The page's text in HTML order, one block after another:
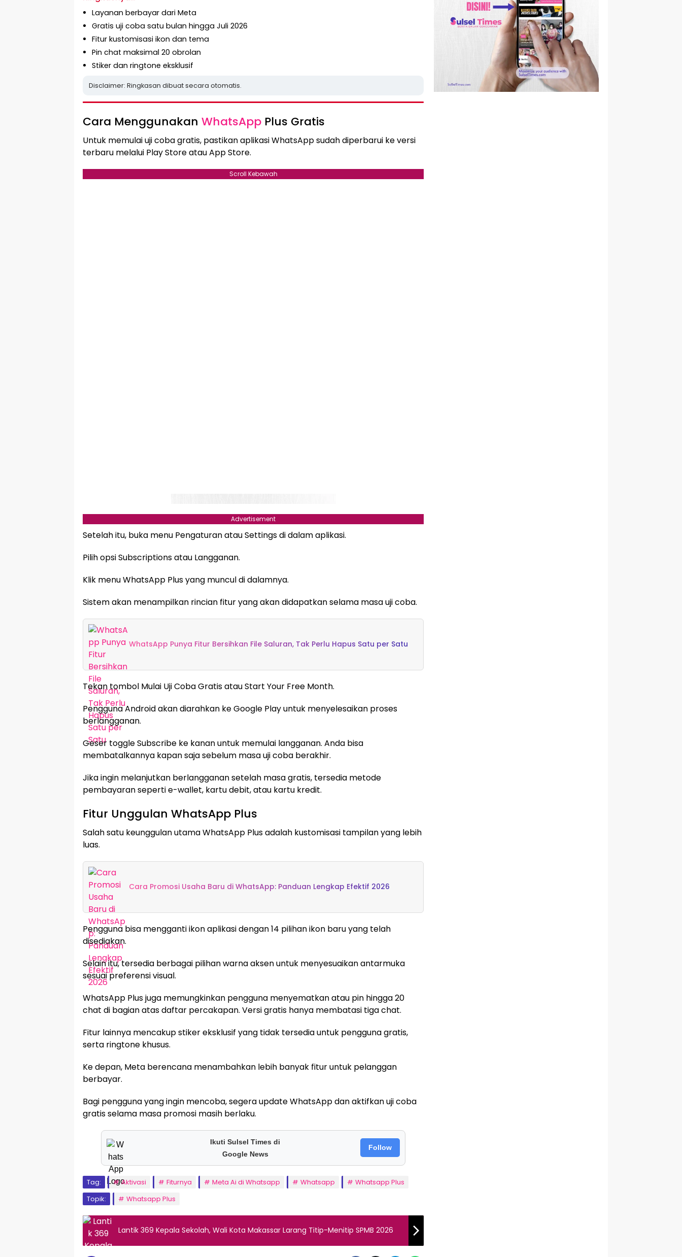
Layanan berbayar dari Meta
Gratis uji coba satu bulan hingga Juli 2026
Fitur kustomisasi ikon dan tema
Pin chat maksimal 20 obrolan
Stiker dan ringtone eksklusif
Disclaimer: Ringkasan dibuat secara otomatis.
Cara Menggunakan WhatsApp Plus Gratis
Untuk memulai uji coba gratis, pastikan aplikasi WhatsApp sudah diperbarui ke versi
terbaru melalui Play Store atau App Store.
Scroll Kebawah
Advertisement
Setelah itu, buka menu Pengaturan atau Settings di dalam aplikasi.
Pilih opsi Subscriptions atau Langganan.
Klik menu WhatsApp Plus yang muncul di dalamnya.
Sistem akan menampilkan rincian fitur yang akan didapatkan selama masa uji coba.
WhatsApp Punya Fitur Bersihkan File Saluran, Tak Perlu Hapus Satu per Satu
Tekan tombol Mulai Uji Coba Gratis atau Start Your Free Month.
Pengguna Android akan diarahkan ke Google Play untuk menyelesaikan proses
berlangganan.
Geser toggle Subscribe ke kanan untuk memulai langganan. Anda bisa
membatalkannya kapan saja sebelum masa uji coba berakhir.
Jika ingin melanjutkan berlangganan setelah masa gratis, tersedia metode
pembayaran seperti e-wallet, kartu debit, atau kartu kredit.
Fitur Unggulan WhatsApp Plus
Salah satu keunggulan utama WhatsApp Plus adalah kustomisasi tampilan yang lebih
luas.
Cara Promosi Usaha Baru di WhatsApp: Panduan Lengkap Efektif 2026
Pengguna bisa mengganti ikon aplikasi dengan 14 pilihan ikon baru yang telah
disediakan.
Selain itu, tersedia berbagai pilihan warna aksen untuk menyesuaikan antarmuka
sesuai preferensi visual.
WhatsApp Plus juga memungkinkan pengguna menyematkan atau pin hingga 20
chat di bagian atas daftar percakapan. Versi gratis hanya membatasi tiga chat.
Fitur lainnya mencakup stiker eksklusif yang tidak tersedia untuk pengguna gratis,
serta ringtone khusus.
Ke depan, Meta berencana menambahkan lebih banyak fitur untuk pelanggan
berbayar.
Bagi pengguna yang ingin mencoba, segera update WhatsApp dan aktifkan uji coba
gratis selama masa promosi masih berlaku.
Ikuti Sulsel Times di
Google News
Follow
Tag: Aktivasi Fiturnya Meta Ai di Whatsapp Whatsapp
Whatsapp Plus
Topik:
Whatsapp Plus
Lantik 369 Kepala Sekolah, Wali Kota Makassar Larang Titip-Menitip SPMB 2026